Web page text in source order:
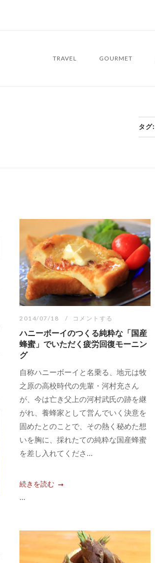
TRAVEL GOURMET
タグ:
2014/07/18 コメントする
ハニーボーイのつくる純粋な「国産
蜂蜜」でいただく疲労回復モーニン
グ
自称ハニーボーイと名乗る、地元は牧
之原の高校時代の先輩・河村充さん
が、今は亡き父上の河村武氏の跡を継
がれ、養蜂家として営んでいく決意を
固めたとのことで、その熱く秘めた想
いを胸に、採れたての純粋な国産蜂蜜
を差し入れてくださ...
続きを読む
...